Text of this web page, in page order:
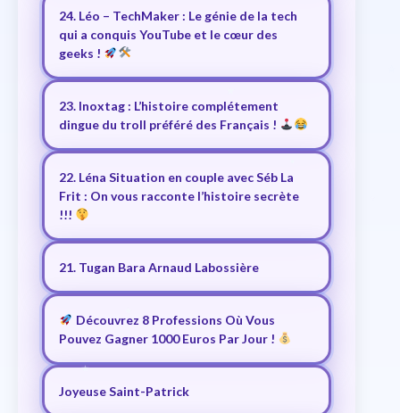
24. Léo – TechMaker : Le génie de la tech
qui a conquis YouTube et le cœur des
geeks !
23. Inoxtag : L’histoire complétement
dingue du troll préféré des Français !
22. Léna Situation en couple avec Séb La
Frit : On vous racconte l’histoire secrète
!!!
21. Tugan Bara Arnaud Labossière
Découvrez 8 Professions Où Vous
Pouvez Gagner 1000 Euros Par Jour !
Joyeuse Saint-Patrick